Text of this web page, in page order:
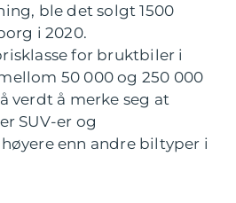
ble det solgt 1500
i 2020.
for bruktbiler i
50 000 og 250 000
verdt å merke seg at
SUV-er og
enn andre biltyper i